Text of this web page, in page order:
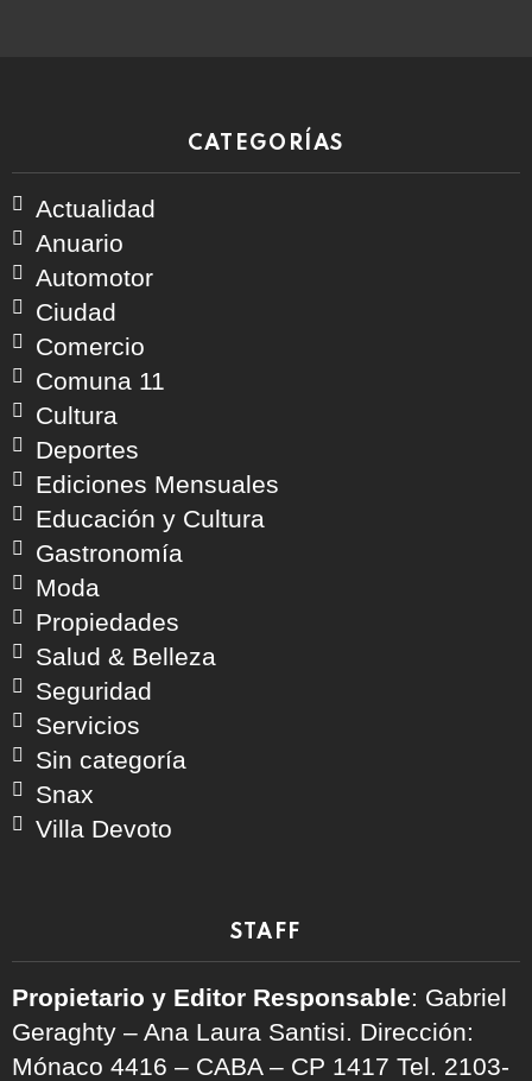
CATEGORÍAS
Actualidad
Anuario
Automotor
Ciudad
Comercio
Comuna 11
Cultura
Deportes
Ediciones Mensuales
Educación y Cultura
Gastronomía
Moda
Propiedades
Salud & Belleza
Seguridad
Servicios
Sin categoría
Snax
Villa Devoto
STAFF
Propietario y Editor Responsable: Gabriel
Geraghty – Ana Laura Santisi. Dirección:
Mónaco 4416 – CABA – CP 1417 Tel. 2103-